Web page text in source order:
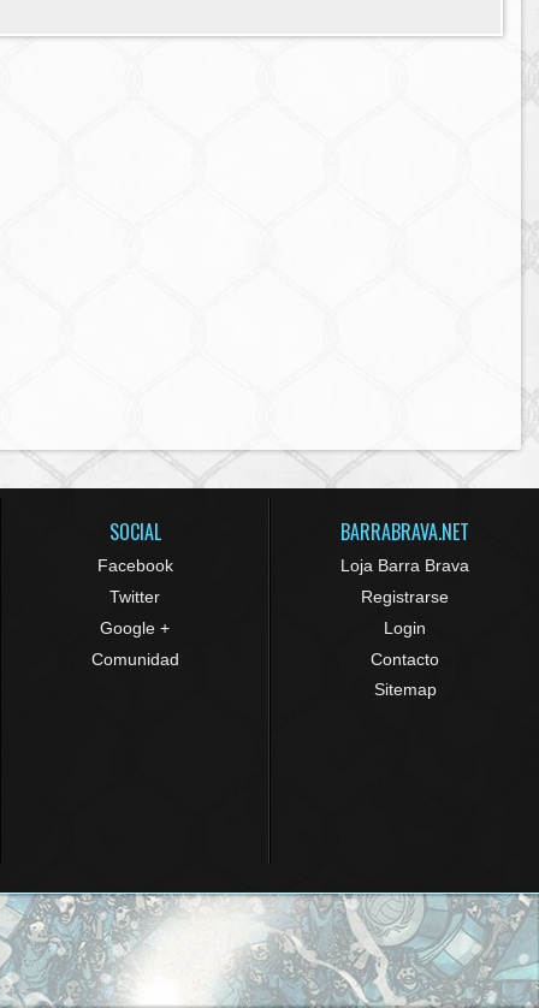
SOCIAL
Facebook
Twitter
Google +
Comunidad
BARRABRAVA.NET
Loja Barra Brava
Registrarse
Login
Contacto
Sitemap